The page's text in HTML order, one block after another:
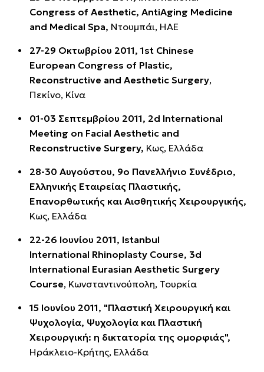
Congress of Aesthetic, AntiAging Medicine
and Medical Spa, Ντουμπάι, ΗΑΕ
27-29 Oκτωβρίου 2011, 1st Chinese
European Congress of Plastic,
Reconstructive and Aesthetic Surgery,
Πεκίνο, Κίνα
01-03 Σεπτεμβρίου 2011, 2d International
Meeting on Facial Aesthetic and
Reconstructive Surgery, Κως, Ελλάδα
28-30 Αυγούστου, 9ο Πανελλήνιο Συνέδριο,
Ελληνικής Εταιρείας Πλαστικής,
Επανορθωτικής και Αισθητικής Χειρουργικής,
Κως, Ελλάδα
22-26 Ιουνίου 2011, Istanbul
International Rhinoplasty Course, 3d
International Eurasian Aesthetic Surgery
Course, Κωνσταντινούπολη, Τουρκία
15 Ιουνίου 2011, "Πλαστική Χειρουργική και
Ψυχολογία, Ψυχολογία και Πλαστική
Χειρουργική: η δικτατορία της ομορφιάς",
Ηράκλειο-Κρήτης, Ελλάδα